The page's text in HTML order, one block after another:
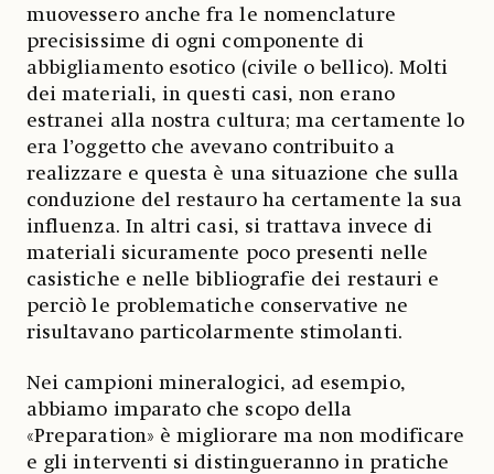
muovessero anche fra le nomenclature
precisissime di ogni componente di
abbigliamento esotico (civile o bellico). Molti
dei materiali, in questi casi, non erano
estranei alla nostra cultura; ma certamente lo
era l’oggetto che avevano contribuito a
realizzare e questa è una situazione che sulla
conduzione del restauro ha certamente la sua
influenza. In altri casi, si trattava invece di
materiali sicuramente poco presenti nelle
casistiche e nelle bibliografie dei restauri e
perciò le problematiche conservative ne
risultavano particolarmente stimolanti.
Nei campioni mineralogici, ad esempio,
abbiamo imparato che scopo della
«Preparation» è migliorare ma non modificare
e gli interventi si distingueranno in pratiche